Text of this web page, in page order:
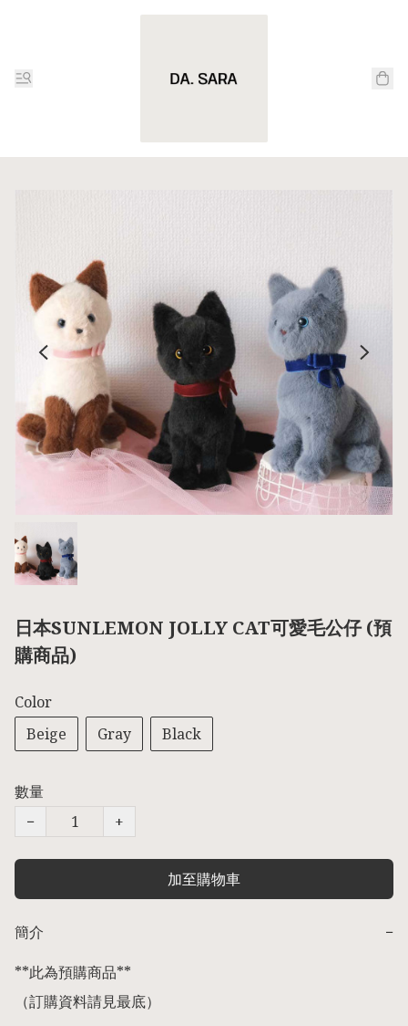
日本SUNLEMON JOLLY CAT可愛毛公仔 (預
購商品)
Color
Beige
Gray Black
數量
−
+
加至購物車
簡介
−
**此為預購商品**
（訂購資料請見最底）